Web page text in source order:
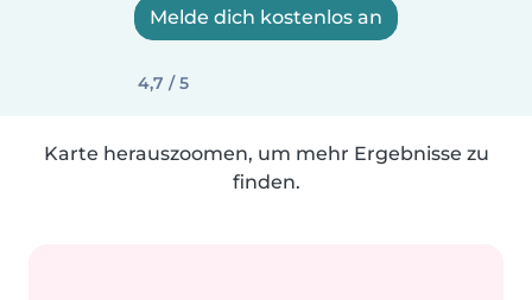
Melde dich kostenlos an
4,7 / 5
Karte herauszoomen, um mehr Ergebnisse zu
finden.